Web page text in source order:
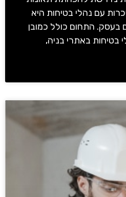
עם נהלי בטיחות היא
בעסק. התחום כולל כמובן
בטיחות באתרי בניה,